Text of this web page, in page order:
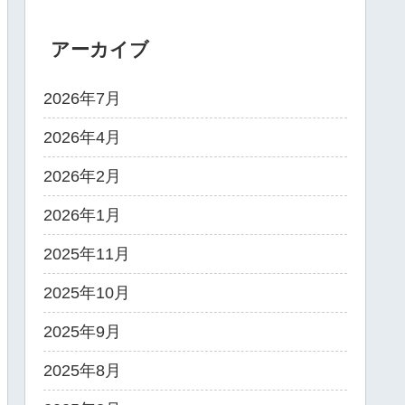
アーカイブ
2026年7月
2026年4月
2026年2月
2026年1月
2025年11月
2025年10月
2025年9月
2025年8月